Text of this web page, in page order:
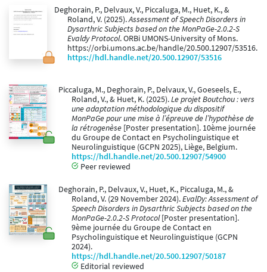
Deghorain, P., Delvaux, V., Piccaluga, M., Huet, K., &
Roland, V. (2025).Assessment of Speech Disorders in
Dysarthric Subjects based on the MonPaGe-2.0.2-S
Evaldy Protocol. ORBi UMONS-University of Mons.
https://orbi.umons.ac.be/handle/20.500.12907/53516.
https://hdl.handle.net/20.500.12907/53516
Piccaluga, M., Deghorain, P., Delvaux, V., Goeseels, E.,
Roland, V., & Huet, K. (2025).Le projet Boutchou : vers
une adaptation méthodologique du dispositif
MonPaGe pour une mise à l’épreuve de l’hypothèse de
la rétrogenèse [Poster presentation]. 10ème journée
du Groupe de Contact en Psycholinguistique et
Neurolinguistique (GCPN 2025), Liège, Belgium.
https://hdl.handle.net/20.500.12907/54900
Peer reviewed
Deghorain, P., Delvaux, V., Huet, K., Piccaluga, M., &
Roland, V. (29 November 2024).EvalDy: Assessment of
Speech Disorders in Dysarthric Subjects based on the
MonPaGe-2.0.2-S Protocol[Poster presentation].
9ème journée du Groupe de Contact en
Psycholinguistique et Neurolinguistique (GCPN
2024).
https://hdl.handle.net/20.500.12907/50187
Editorial reviewed